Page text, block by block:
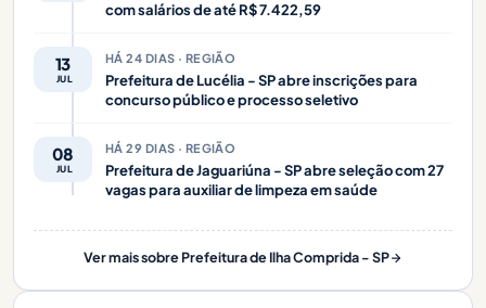
com salários de até R$ 7.422,59
13
JUL
HÁ 24 DIAS · REGIÃO
Prefeitura de Lucélia - SP abre inscrições para
concurso público e processo seletivo
08
JUL
HÁ 29 DIAS · REGIÃO
Prefeitura de Jaguariúna - SP abre seleção com 27
vagas para auxiliar de limpeza em saúde
Ver mais sobre Prefeitura de Ilha Comprida - SP